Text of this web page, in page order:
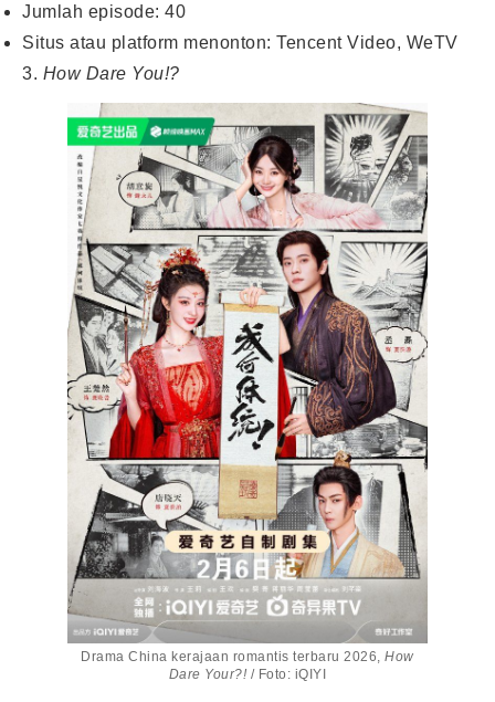
Jumlah episode: 40
Situs atau platform menonton: Tencent Video, WeTV
3. How Dare You!?
Drama China kerajaan romantis terbaru 2026, How
Dare Your?! / Foto: iQIYI